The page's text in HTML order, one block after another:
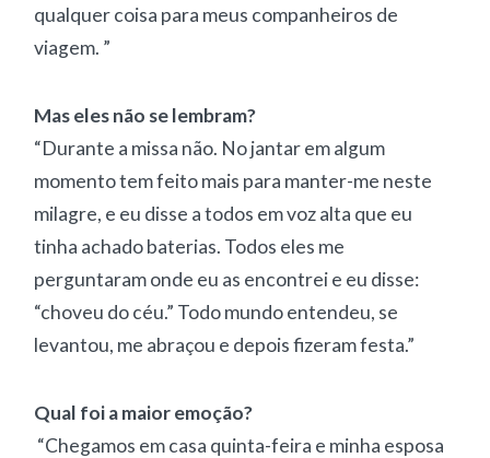
qualquer coisa para meus companheiros de
viagem. ”
Mas eles não se lembram?
“Durante a missa não. No jantar em algum
momento tem feito mais para manter-me neste
milagre, e eu disse a todos em voz alta que eu
tinha achado baterias. Todos eles me
perguntaram onde eu as encontrei e eu disse:
“choveu do céu.” Todo mundo entendeu, se
levantou, me abraçou e depois fizeram festa.”
Qual foi a maior emoção?
“Chegamos em casa quinta-feira e minha esposa